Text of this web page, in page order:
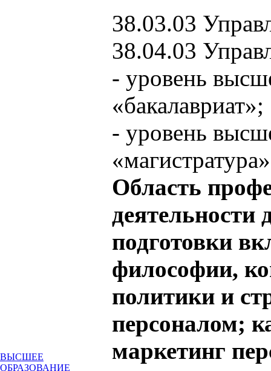
ВЫСШЕЕ
ОБРАЗОВАНИЕ
38.03.03
38.04.03
- уровень
«бакалавриат»;
- уровень
Область
деятельности
подготовки
философии,
политики и
персоналом;
маркетинг